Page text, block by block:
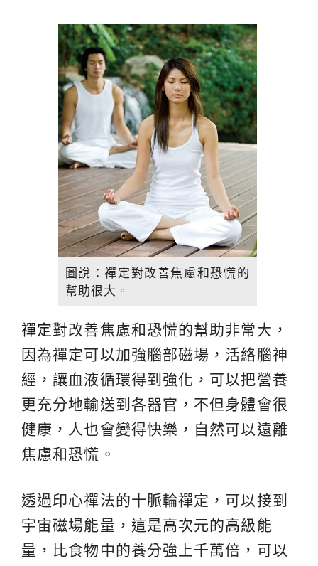
圖說：禪定對改善焦慮和恐慌的
幫助很大。
禪定對改善焦慮和恐慌的幫助非常大，
因為禪定可以加強腦部磁場，活絡腦神
經，讓血液循環得到強化，可以把營養
更充分地輸送到各器官，不但身體會很
健康，人也會變得快樂，自然可以遠離
焦慮和恐慌。
透過印心禪法的十脈輪禪定，可以接到
宇宙磁場能量，這是高次元的高級能
量，比食物中的養分強上千萬倍，可以